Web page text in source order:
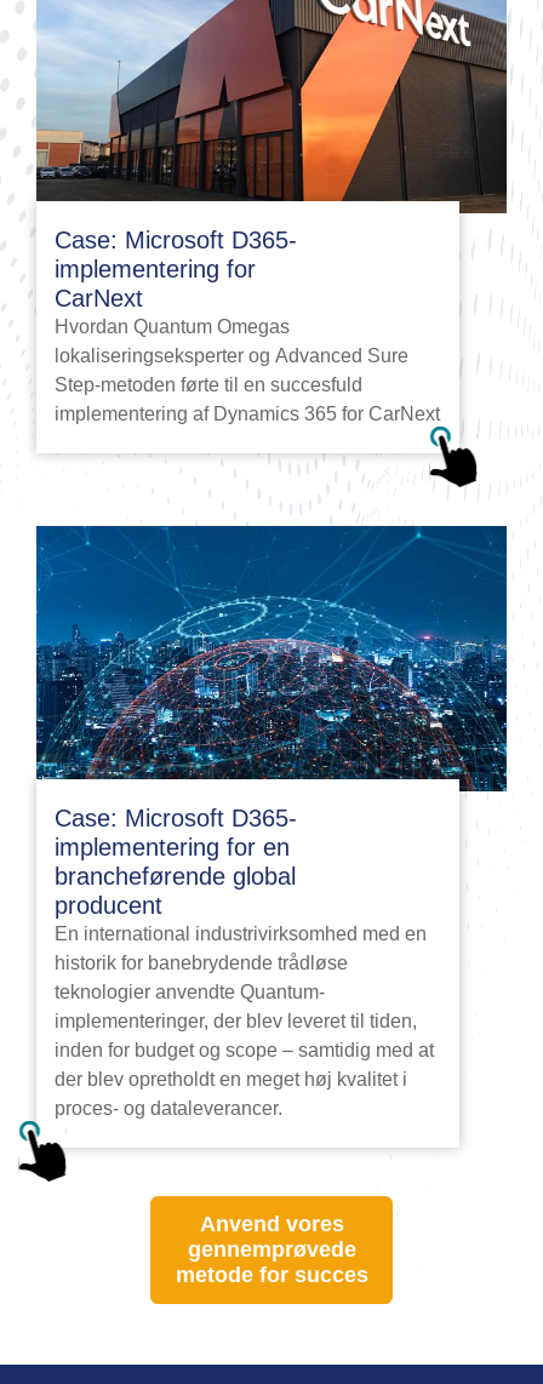
Case: Microsoft D365-
implementering for
CarNext
Hvordan Quantum Omegas
lokaliseringseksperter og Advanced Sure
Step-metoden førte til en succesfuld
implementering af Dynamics 365 for CarNext
Case: Microsoft D365-
implementering for en
brancheførende global
producent
En international industrivirksomhed med en
historik for banebrydende trådløse
teknologier anvendte Quantum-
implementeringer, der blev leveret til tiden,
inden for budget og scope – samtidig med at
der blev opretholdt en meget høj kvalitet i
proces- og dataleverancer.
Anvend vores
gennemprøvede
metode for succes